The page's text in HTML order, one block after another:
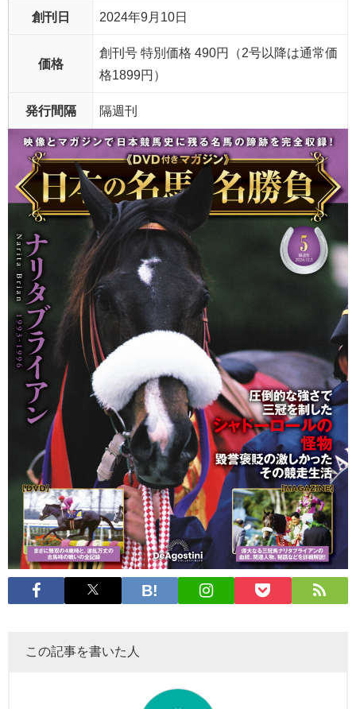
創刊日 2024年9月10日
価格
創刊号 特別価格 490円（2号以降は通常価
格1899円）
発行間隔 隔週刊
この記事を書いた人